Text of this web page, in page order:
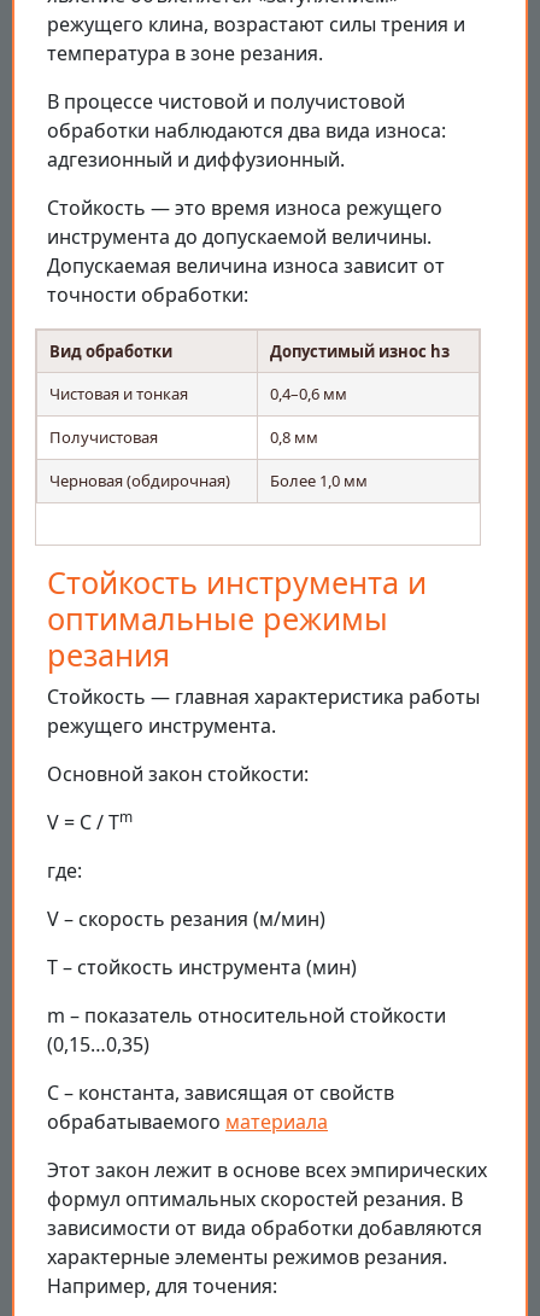
режущего клина, возрастают силы трения и
температура в зоне резания.
В процессе чистовой и получистовой
обработки наблюдаются два вида износа:
адгезионный и диффузионный.
Стойкость — это время износа режущего
инструмента до допускаемой величины.
Допускаемая величина износа зависит от
точности обработки:
Вид обработки
Допустимый износ hз
Чистовая и тонкая
0,4–0,6 мм
Получистовая
0,8 мм
Черновая (обдирочная)
Более 1,0 мм
Стойкость инструмента и
оптимальные режимы
резания
Стойкость — главная характеристика работы
режущего инструмента.
Основной закон стойкости:
V = C / Tm
где:
V – скорость резания (м/мин)
T – стойкость инструмента (мин)
m – показатель относительной стойкости
(0,15…0,35)
C – константа, зависящая от свойств
обрабатываемого материала
Этот закон лежит в основе всех эмпирических
формул оптимальных скоростей резания. В
зависимости от вида обработки добавляются
характерные элементы режимов резания.
Например, для точения: